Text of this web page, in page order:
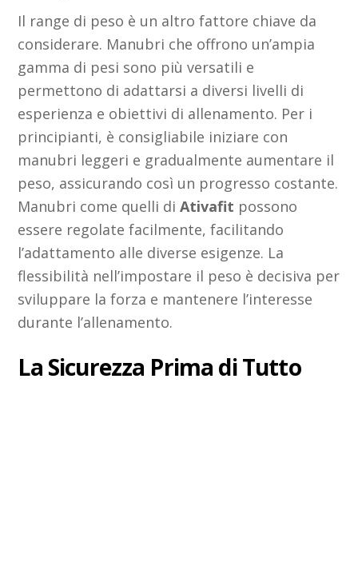
Il range di peso è un altro fattore chiave da
considerare. Manubri che offrono un’ampia
gamma di pesi sono più versatili e
permettono di adattarsi a diversi livelli di
esperienza e obiettivi di allenamento. Per i
principianti, è consigliabile iniziare con
manubri leggeri e gradualmente aumentare il
peso, assicurando così un progresso costante.
Manubri come quelli diAtivafit possono
essere regolate facilmente, facilitando
l’adattamento alle diverse esigenze. La
flessibilità nell’impostare il peso è decisiva per
sviluppare la forza e mantenere l’interesse
durante l’allenamento.
La Sicurezza Prima di Tutto